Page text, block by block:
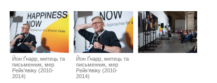
Йон Ґнарр, митець та
письменник, мер
Рейк'явіку (2010-
2014)
Йон Ґнарр, митець та
письменник, мер
Рейк'явіку (2010-
2014)